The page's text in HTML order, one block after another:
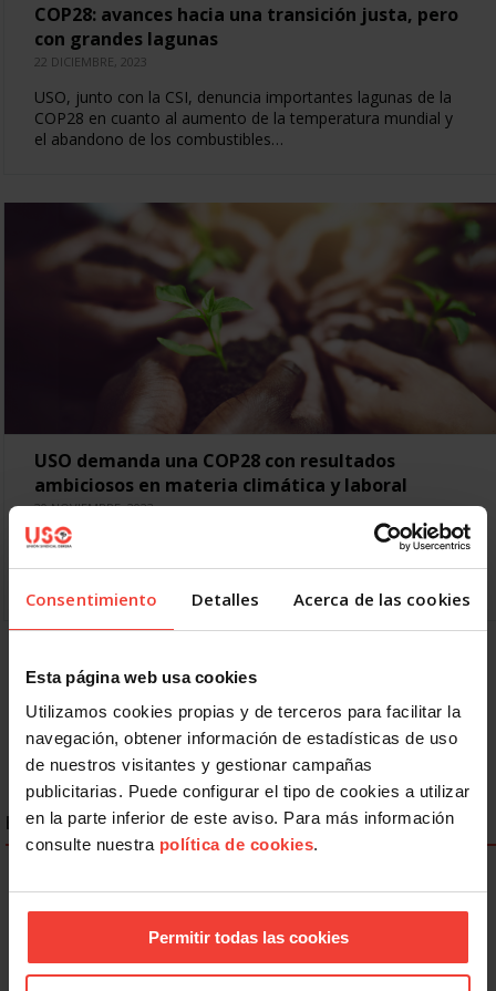
Consentimiento Detalles Acerca de las cookies
Esta página web usa cookies
Utilizamos cookies propias y de terceros para facilitar la
navegación, obtener información de estadísticas de uso
de nuestros visitantes y gestionar campañas
publicitarias. Puede configurar el tipo de cookies a utilizar
en la parte inferior de este aviso. Para más información
consulte nuestra política de cookies.
Permitir todas las cookies
COP28: avances hacia una transición justa, pero
con grandes lagunas
22 DICIEMBRE, 2023
USO, junto con la CSI, denuncia importantes lagunas de la
COP28 en cuanto al aumento de la temperatura mundial y
el abandono de los combustibles…
USO demanda una COP28 con resultados
ambiciosos en materia climática y laboral
30 NOVIEMBRE, 2023
La COP28 supone una gran oportunidad para avanzar en la
protección del medio ambiente y en la garantía de derechos
Anterior 2
Siguiente
Último »
ENLACES DESTACADOS